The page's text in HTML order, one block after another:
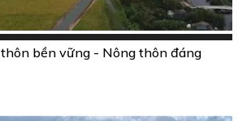
bền vững - Nông thôn đáng